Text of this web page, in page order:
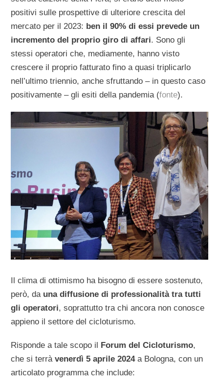
positivi sulle prospettive di ulteriore crescita del
mercato per il 2023: ben il 90% di essi prevede un
incremento del proprio giro di affari. Sono gli
stessi operatori che, mediamente, hanno visto
crescere il proprio fatturato fino a quasi triplicarlo
nell’ultimo triennio, anche sfruttando – in questo caso
positivamente – gli esiti della pandemia (fonte).
Il clima di ottimismo ha bisogno di essere sostenuto,
però, da una diffusione di professionalità tra tutti
gli operatori, soprattutto tra chi ancora non conosce
appieno il settore del cicloturismo.
Risponde a tale scopo il Forum del Cicloturismo,
che si terràvenerdì 5 aprile 2024a Bologna, con un
articolato programma che include: